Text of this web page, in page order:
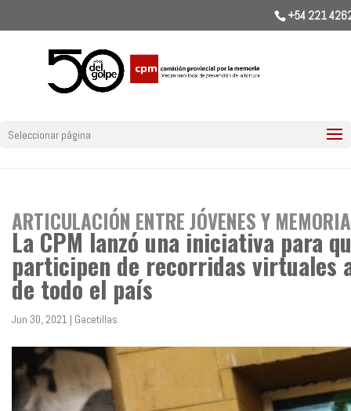
+54 221
Seleccionar página
ARTICULACIÓN ENTRE JÓVENES Y
La CPM lanzó una iniciativa para
participen de recorridas virtuales
de todo el país
Jun 30, 2021 | Gacetillas